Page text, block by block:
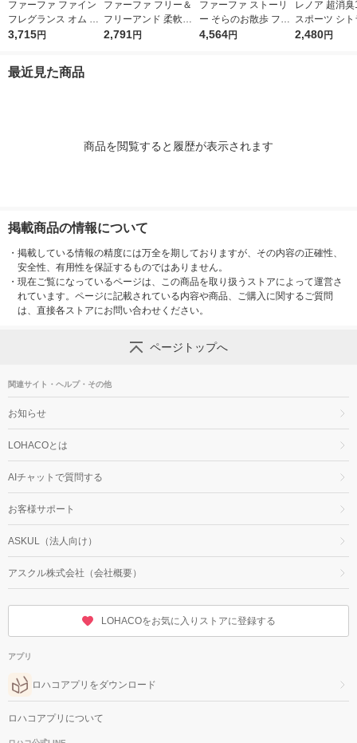
ファーファ ファイン
フレグランス オム 詰
め替え 特大 2000mL
3,715円
ファーファ フリー＆
フリーアンド 柔軟剤
無香料 詰め替え 1500
2,791円
ファーファ ストーリ
ー そらのお散歩 フロ
ーラルソープの香り
4,564円
レノア 超消
スポーツ シ
め替え 超特
2,480円
最近見た商品
商品を閲覧すると履歴が表示されます
掲載商品の情報について
・ 掲載している情報の精度には万全を期しておりますが、その内容の正確性、
安全性、有用性を保証するものではありません。
・ 現在ご覧になっているページは、この商品を取り扱うストアによって運営さ
れています。ページに記載されている内容や商品、ご購入に関するご質問
は、直接各ストアにお問い合わせください。
ページトップへ
関連サイト・ヘルプ・その他
お知らせ
LOHACOとは
AIチャットで質問する
お客様サポート
ASKUL（法人向け）
アスクル株式会社（会社概要）
LOHACOをお気に入りストアに登録する
アプリ
ロハコアプリをダウンロード
ロハコアプリについて